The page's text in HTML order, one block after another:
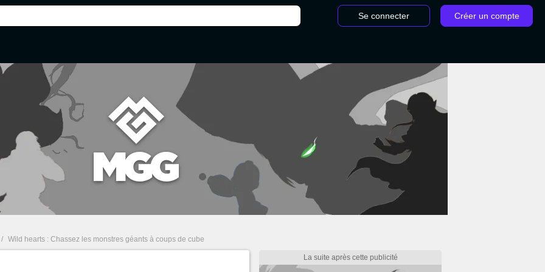
Se connecter Créer un compte
/ Wild hearts : Chassez les monstres géants à coups de cube